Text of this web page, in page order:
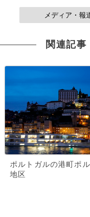
メディア・報
関連記事
ポルトガルの港町ポ
地区